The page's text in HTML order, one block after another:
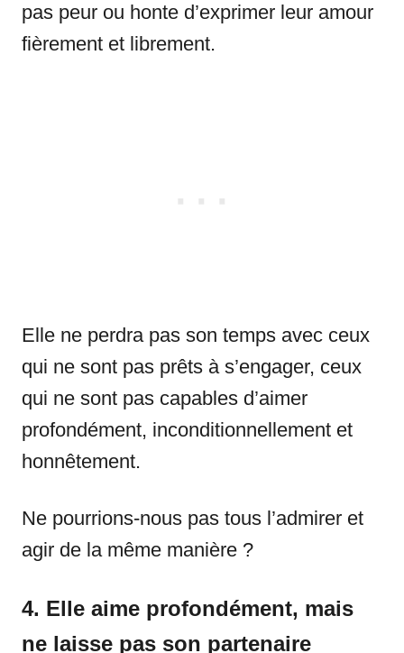
pas peur ou honte d’exprimer leur amour
fièrement et librement.
Elle ne perdra pas son temps avec ceux
qui ne sont pas prêts à s’engager, ceux
qui ne sont pas capables d’aimer
profondément, inconditionnellement et
honnêtement.
Ne pourrions-nous pas tous l’admirer et
agir de la même manière ?
4. Elle aime profondément, mais
ne laisse pas son partenaire